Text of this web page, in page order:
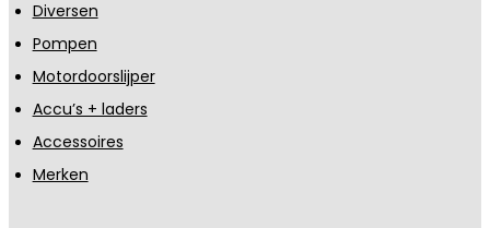
Diversen
Pompen
Motordoorslijper
Accu’s + laders
Accessoires
Merken